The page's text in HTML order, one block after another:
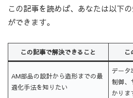
この記事を読めば、あなたは以下
ができます。
この記事で解決できること こ
AM部品の設計から造形までの最
適化手法を知りたい
データ
制御、
かりま